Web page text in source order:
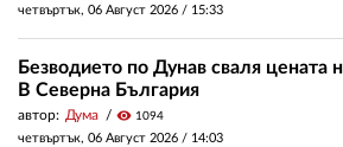
четвъртък, 06 Август 2026 / 15:33
Безводието по Дунав сваля цената
В Северна България
автор: Дума visibility 1094
четвъртък, 06 Август 2026 / 14:03